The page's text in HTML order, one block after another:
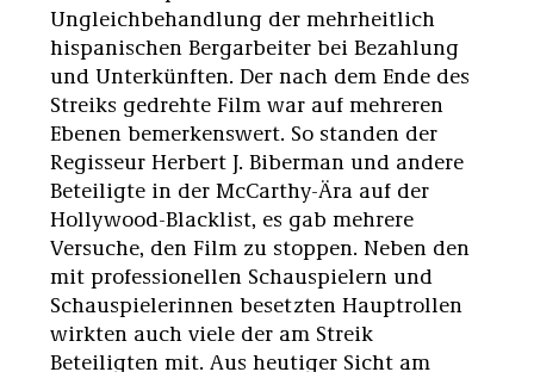
Ungleichbehandlung der mehrheitlich
hispanischen Bergarbeiter bei Bezahlung
und Unterkünften. Der nach dem Ende des
Streiks gedrehte Film war auf mehreren
Ebenen bemerkenswert. So standen der
Regisseur Herbert J. Biberman und andere
Beteiligte in der McCarthy-Ära auf der
Hollywood-Blacklist, es gab mehrere
Versuche, den Film zu stoppen. Neben den
mit professionellen Schauspielern und
Schauspielerinnen besetzten Hauptrollen
wirkten auch viele der am Streik
Beteiligten mit. Aus heutiger Sicht am